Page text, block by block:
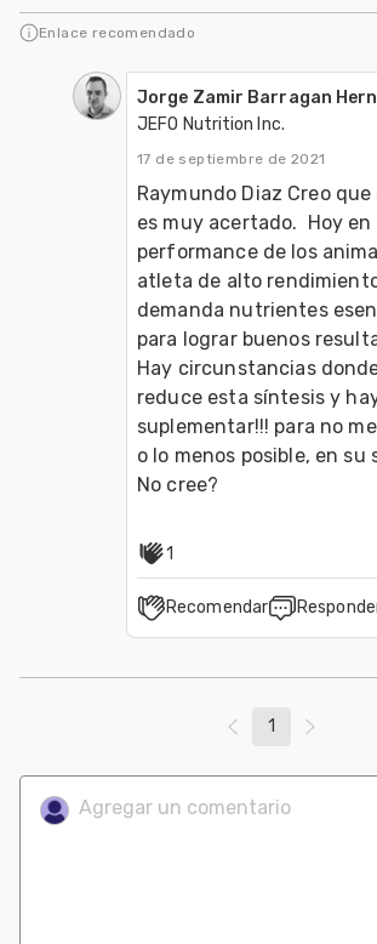
sostenible de los
Enlace recomendado
Jorge Zamir Barragan
JEFO Nutrition Inc.
17 de septiembre de 2021
Raymundo Diaz Creo
es muy acertado.  Hoy en
performance de los
atleta de alto
demanda nutrientes
para lograr buenos
Hay circunstancias
reduce esta síntesis y
suplementar!!! para no
o lo menos posible, en su
No cree?
1
Recomendar
1